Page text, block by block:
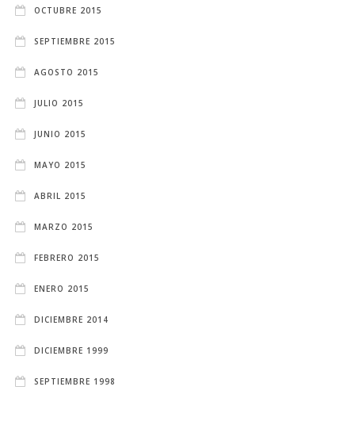
OCTUBRE 2015
SEPTIEMBRE 2015
AGOSTO 2015
JULIO 2015
JUNIO 2015
MAYO 2015
ABRIL 2015
MARZO 2015
FEBRERO 2015
ENERO 2015
DICIEMBRE 2014
DICIEMBRE 1999
SEPTIEMBRE 1998